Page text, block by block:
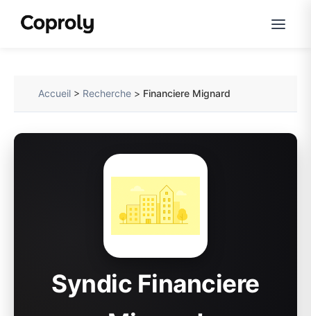
Accueil > Recherche > Financiere Mignard
Syndic Financiere